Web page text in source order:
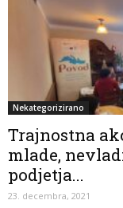
Nekategorizirano
Trajnostna
mlade,
podjetja...
23. decembra, 2021